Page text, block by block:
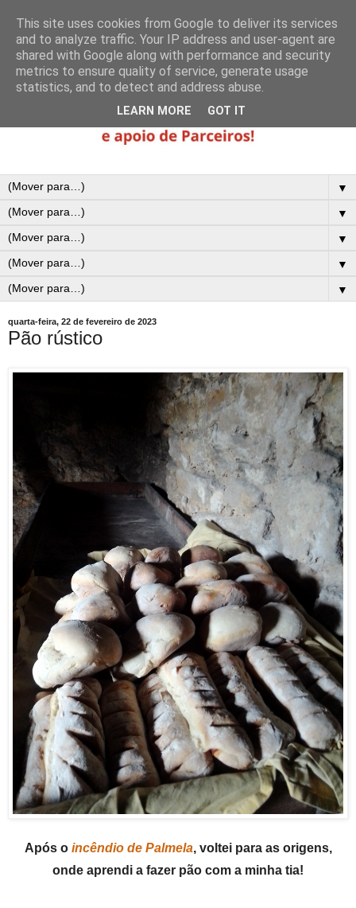
▼
▼
▼
▼
▼
quarta-feira, 22 de fevereiro de 2023
Pão rústico
Após o incêndio de Palmela, voltei para as origens,
onde aprendi a fazer pão com a minha tia!
This site uses cookies from Google to deliver its services
and to analyze traffic. Your IP address and user-agent are
shared with Google along with performance and security
metrics to ensure quality of service, generate usage
statistics, and to detect and address abuse.
LEARN MORE GOT IT